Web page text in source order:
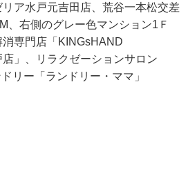
ア水戸元吉田店、荒谷一本松交差
、右側のグレー色マンション1Ｆ
専門店「KINGsHAND
」、リラクゼーションサロン
リー「ランドリー・ママ」